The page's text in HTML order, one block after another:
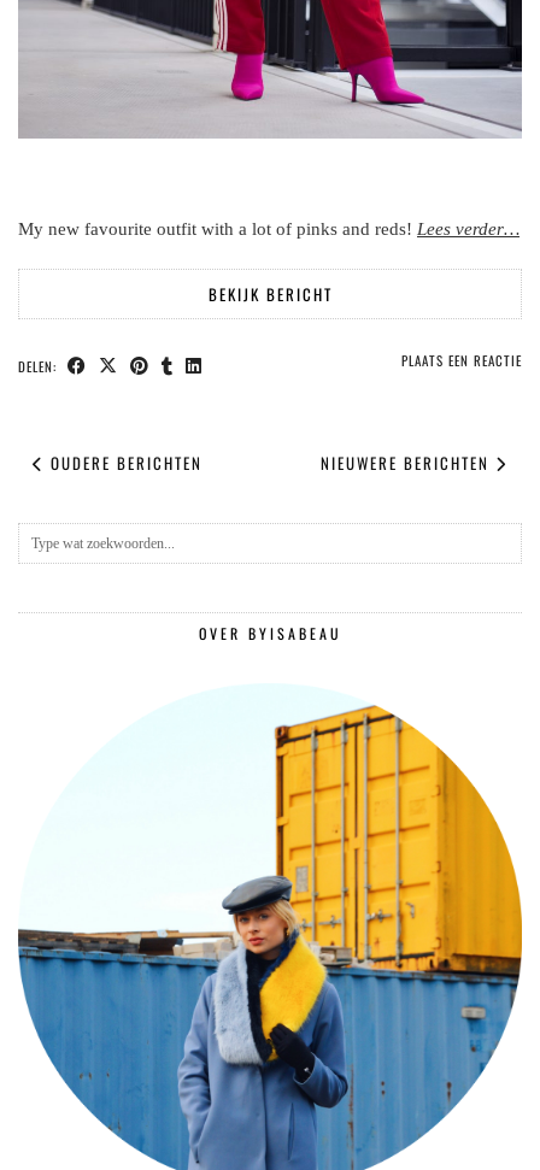
My new favourite outfit with a lot of pinks and reds! Lees verder…
BEKIJK BERICHT
DELEN: PLAATS EEN REACTIE
OUDERE BERICHTEN NIEUWERE BERICHTEN
OVER BYISABEAU